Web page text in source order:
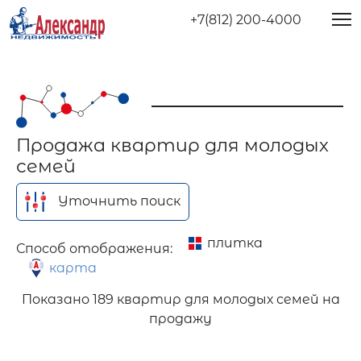
+7(812) 200-4000
Продажа квартир для молодых
семей
Уточнить поиск
Способ отображения:
плитка
карта
Показано 189 квартир для молодых семей на
продажу